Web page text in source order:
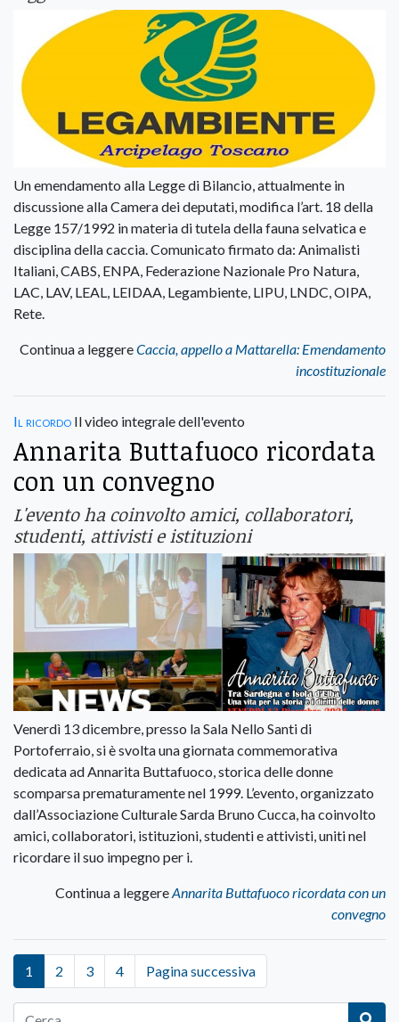
Un emendamento alla Legge di Bilancio, attualmente in
discussione alla Camera dei deputati, modifica l’art. 18 della
Legge 157/1992 in materia di tutela della fauna selvatica e
disciplina della caccia. Comunicato firmato da: Animalisti
Italiani, CABS, ENPA, Federazione Nazionale Pro Natura,
LAC, LAV, LEAL, LEIDAA, Legambiente, LIPU, LNDC, OIPA,
Rete.
Continua a leggereCaccia, appello a Mattarella: Emendamento
incostituzionale
Il ricordo Il video integrale dell'evento
Annarita Buttafuoco ricordata
con un convegno
L'evento ha coinvolto amici, collaboratori,
studenti, attivisti e istituzioni
Venerdì 13 dicembre, presso la Sala Nello Santi di
Portoferraio, si è svolta una giornata commemorativa
dedicata ad Annarita Buttafuoco, storica delle donne
scomparsa prematuramente nel 1999. L’evento, organizzato
dall’Associazione Culturale Sarda Bruno Cucca, ha coinvolto
amici, collaboratori, istituzioni, studenti e attivisti, uniti nel
ricordare il suo impegno per i.
Continua a leggereAnnarita Buttafuoco ricordata con un
convegno
1 2 3 4 Pagina successiva